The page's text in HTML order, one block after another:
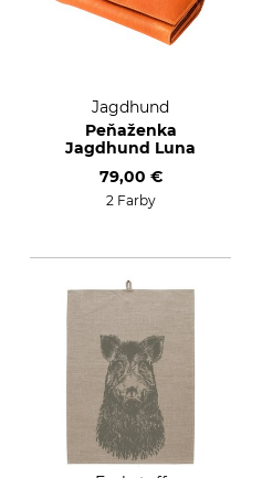
Jagdhund
Peňaženka
Jagdhund Luna
79,00 €
2 Farby